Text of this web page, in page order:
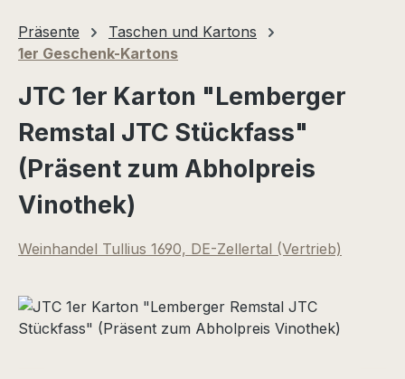
Präsente
Taschen und Kartons
1er Geschenk-Kartons
JTC 1er Karton "Lemberger
Remstal JTC Stückfass"
(Präsent zum Abholpreis
Vinothek)
Weinhandel Tullius 1690, DE-Zellertal (Vertrieb)
Bildergalerie überspringen